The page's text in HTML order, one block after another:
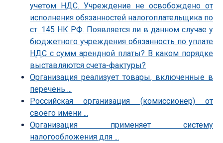
учетом НДС. Учреждение не освобождено от
исполнения обязанностей налогоплательщика по
ст. 145 НК РФ. Появляется ли в данном случае у
бюджетного учреждения обязанность по уплате
НДС с сумм арендной платы? В каком порядке
выставляются счета-фактуры?
Организация реализует товары, включенные в
перечень ...
Российская организация (комиссионер) от
своего имени ...
Организация применяет систему
налогообложения для ...